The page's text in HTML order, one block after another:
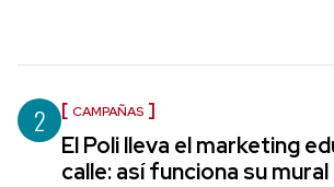
2 CAMPAÑAS
El Poli lleva el marketing
calle: así funciona su